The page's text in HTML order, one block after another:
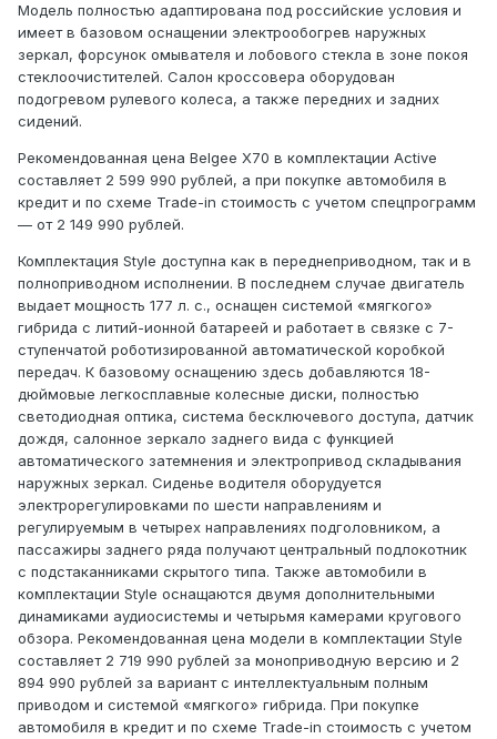
Модель полностью адаптирована под российские условия и
имеет в базовом оснащении электрообогрев наружных
зеркал, форсунок омывателя и лобового стекла в зоне покоя
стеклоочистителей. Салон кроссовера оборудован
подогревом рулевого колеса, а также передних и задних
сидений.
Рекомендованная цена Belgee X70 в комплектации Active
составляет 2 599 990 рублей, а при покупке автомобиля в
кредит и по схеме Trade-in стоимость с учетом спецпрограмм
— от 2 149 990 рублей.
Комплектация Style доступна как в переднеприводном, так и в
полноприводном исполнении. В последнем случае двигатель
выдает мощность 177 л. с., оснащен системой «мягкого»
гибрида с литий-ионной батареей и работает в связке с 7-
ступенчатой роботизированной автоматической коробкой
передач. К базовому оснащению здесь добавляются 18-
дюймовые легкосплавные колесные диски, полностью
светодиодная оптика, система бесключевого доступа, датчик
дождя, салонное зеркало заднего вида с функцией
автоматического затемнения и электропривод складывания
наружных зеркал. Сиденье водителя оборудуется
электрорегулировками по шести направлениям и
регулируемым в четырех направлениях подголовником, а
пассажиры заднего ряда получают центральный подлокотник
с подстаканниками скрытого типа. Также автомобили в
комплектации Style оснащаются двумя дополнительными
динамиками аудиосистемы и четырьмя камерами кругового
обзора. Рекомендованная цена модели в комплектации Style
составляет 2 719 990 рублей за моноприводную версию и 2
894 990 рублей за вариант с интеллектуальным полным
приводом и системой «мягкого» гибрида. При покупке
автомобиля в кредит и по схеме Trade-in стоимость с учетом